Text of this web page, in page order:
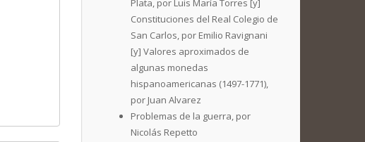
Plata, por Luis María Torres [y]
Constituciones del Real Colegio de
San Carlos, por Emilio Ravignani
[y] Valores aproximados de
algunas monedas
hispanoamericanas (1497-1771),
por Juan Alvarez
Problemas de la guerra, por
Nicolás Repetto